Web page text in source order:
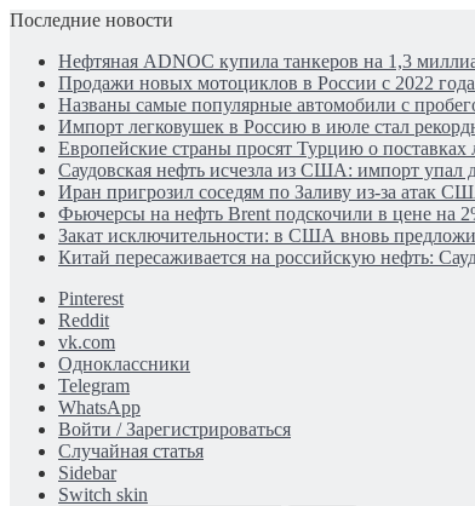
Последние новости
Нефтяная ADNOC купила танкеров на 1,3
Продажи новых мотоциклов в России с 2022
Названы самые популярные автомобили с
Импорт легковушек в Россию в июле стал
Европейские страны просят Турцию о поставках
Саудовская нефть исчезла из США: импорт упал
Иран пригрозил соседям по Заливу из-за атак
Фьючерсы на нефть Brent подскочили в цене на
Закат исключительности: в США вновь
Китай пересаживается на российскую нефть:
Pinterest
Reddit
vk.com
Одноклассники
Telegram
WhatsApp
Войти / Зарегистрироваться
Случайная статья
Sidebar
Switch skin